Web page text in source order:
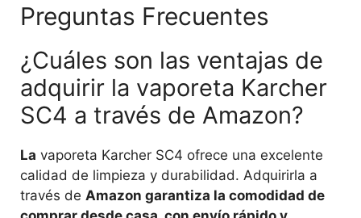
Preguntas Frecuentes
¿Cuáles son las ventajas de
adquirir la vaporeta Karcher
SC4 a través de Amazon?
La vaporeta Karcher SC4 ofrece una excelente
calidad de limpieza y durabilidad. Adquirirla a
través de Amazon garantiza la comodidad de